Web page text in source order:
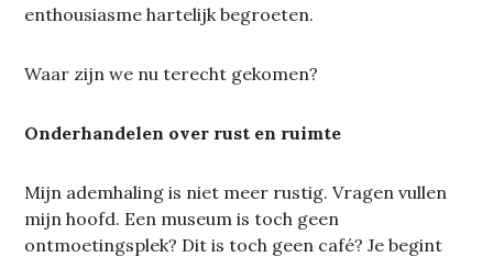
enthousiasme hartelijk begroeten.
Waar zijn we nu terecht gekomen?
Onderhandelen over rust en ruimte
Mijn ademhaling is niet meer rustig. Vragen vullen
mijn hoofd. Een museum is toch geen
ontmoetingsplek? Dit is toch geen café? Je begint